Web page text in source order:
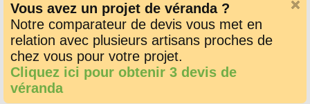
ci s
Vous avez un projet de véranda ?
Notre comparateur de devis vous met en
relation avec plusieurs artisans proches de
chez vous pour votre projet.
Cliquez ici pour obtenir 3 devis de
véranda